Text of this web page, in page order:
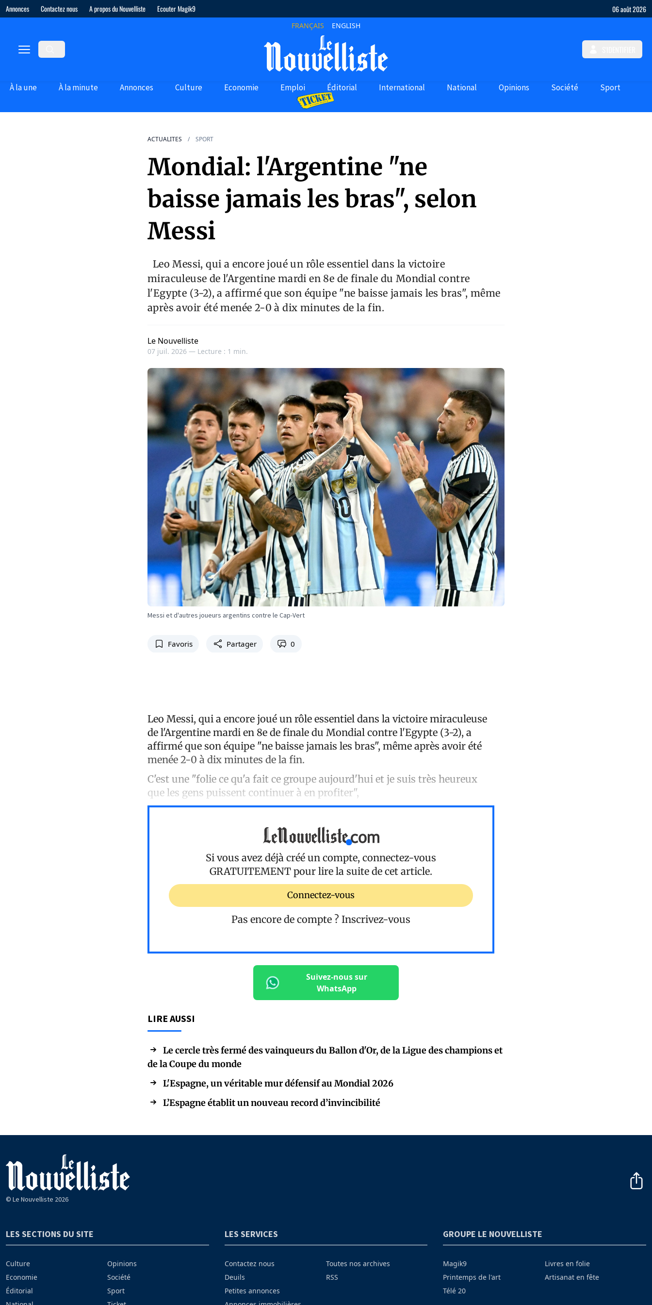
Annonces Contactez nous A propos du Nouvelliste Ecouter Magik9 06 août 2026
FRANÇAIS ENGLISH
À la une À la minute Annonces Culture Economie Emploi Éditorial International National Opinions Société Sport
ACTUALITES SPORT
Mondial: l'Argentine "ne
baisse jamais les bras", selon
Messi
Leo Messi, qui a encore joué un rôle essentiel dans la victoire
miraculeuse de l'Argentine mardi en 8e de finale du Mondial contre
l'Egypte (3-2), a affirmé que son équipe "ne baisse jamais les bras", même
après avoir été menée 2-0 à dix minutes de la fin.
Le Nouvelliste
07 juil. 2026 — Lecture : 1 min.
Messi et d'autres joueurs argentins contre le Cap-Vert
Favoris Partager 0
Leo Messi, qui a encore joué un rôle essentiel dans la victoire miraculeuse
de l'Argentine mardi en 8e de finale du Mondial contre l'Egypte (3-2), a
affirmé que son équipe "ne baisse jamais les bras", même après avoir été
menée 2-0 à dix minutes de la fin.
C'est une "folie ce qu'a fait ce groupe aujourd'hui et je suis très heureux
que les gens puissent continuer à en profiter",
Si vous avez déjà créé un compte, connectez-vous
GRATUITEMENT pour lire la suite de cet article.
Connectez-vous
Pas encore de compte ? Inscrivez-vous
Suivez-nous sur
WhatsApp
LIRE AUSSI
Le cercle très fermé des vainqueurs du Ballon d'Or, de la Ligue des champions et
de la Coupe du monde
L'Espagne, un véritable mur défensif au Mondial 2026
L’Espagne établit un nouveau record d’invincibilité
© Le Nouvelliste 2026
LES SECTIONS DU SITE
Culture
Economie
Éditorial
Opinions
Société
Sport
LES SERVICES
Contactez nous
Deuils
Petites annonces
Toutes nos archives
RSS
GROUPE LE NOUVELLISTE
Magik9
Printemps de l'art
Télé 20
Livres en folie
Artisanat en fête